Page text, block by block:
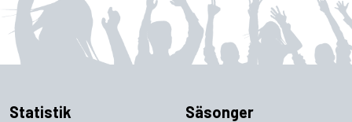
Statistik Säsonger